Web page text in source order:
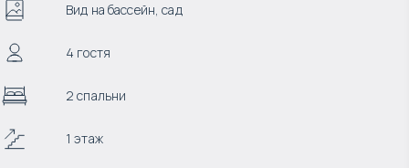
Вид на бассейн, сад
4 гостя
2 спальни
1 этаж